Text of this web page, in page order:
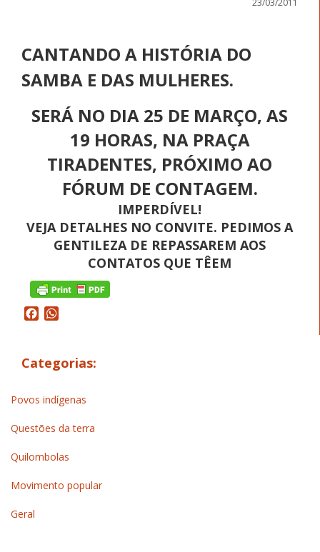
CANTANDO A HISTÓRIA DO
SAMBA E DAS MULHERES.
SERÁ NO DIA 25 DE MARÇO, AS
19 HORAS, NA PRAÇA
TIRADENTES, PRÓXIMO AO
FÓRUM DE CONTAGEM.
IMPERDÍVEL!
VEJA DETALHES NO CONVITE. PEDIMOS A
GENTILEZA DE REPASSAREM AOS
CONTATOS QUE TÊEM
Facebook
Categorias:
Povos indígenas
Questões da terra
Quilombolas
Movimento popular
Geral